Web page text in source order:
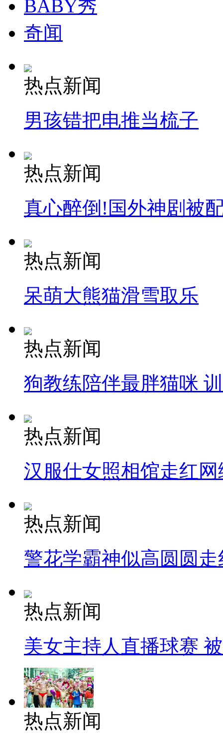
BABY秀
奇闻
热点新闻
男孩错把电推当梳子
热点新闻
真心醉倒!国外神剧被
热点新闻
呆萌大熊猫滑雪取乐
热点新闻
狗教练陪伴最胖猫咪
热点新闻
汉服仕女照相馆走红网
热点新闻
警花学霸神似高圆圆走
热点新闻
美女主持人直播球赛
热点新闻